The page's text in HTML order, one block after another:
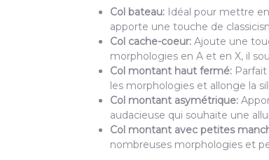
Col bateau: Idéal pour mettre
apporte une touche de
Col cache-coeur: Ajoute une
morphologies en A et en X, il
Col montant haut fermé:
les morphologies et allonge la
Col montant asymétrique:
audacieuse qui souhaite une
Col montant avec petites
nombreuses morphologies et